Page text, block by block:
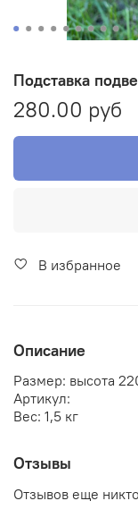
Подставка
280.00 руб
В избранное
Описание
Размер: высота
Артикул:
Вес: 1,5 кг
Отзывы
Отзывов еще